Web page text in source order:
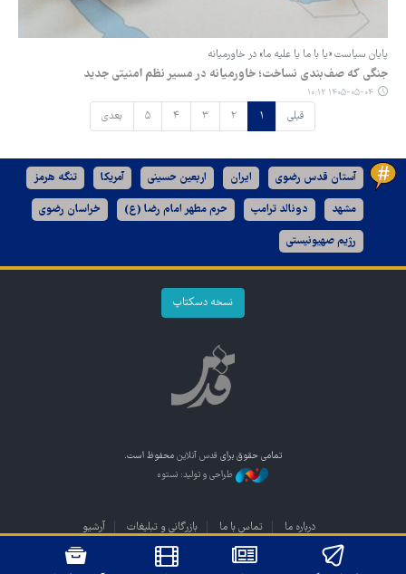
پایان سیاست «یا با ما یا علیه ما» در خاورمیانه
جنگی که صف‌بندی نساخت؛ خاورمیانه در مسیر نظم امنیتی جدید
۱۴۰۵-۰۵-۰۴ ۱۰:۱۲
قبلی ۱ ۲ ۳ ۴ ۵ بعدی
آستان قدس رضوی ایران اربعین حسینی آمریکا تنگه هرمز
مشهد دونالد ترامپ حرم مطهر امام رضا (ع) خراسان رضوی
رژیم صهیونیستی
نسخه دسکتاپ
تمامی حقوق برای قدس آنلاین محفوظ است.
طراحی و تولید: نستوه
درباره ما تماس با ما بازرگانی و تبلیغات آرشیو